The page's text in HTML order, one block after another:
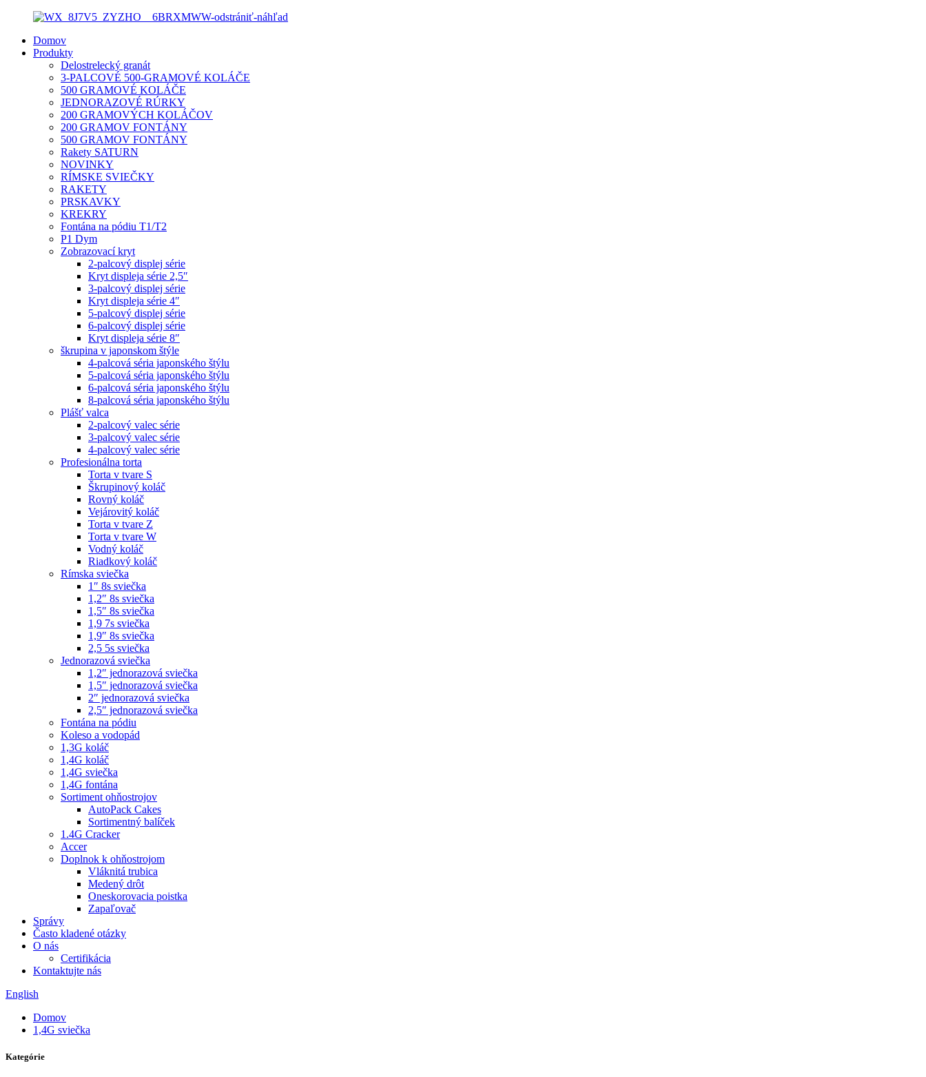
Domov
Produkty
Delostrelecký granát
3-PALCOVÉ 500-GRAMOVÉ KOLÁČE
500 GRAMOVÉ KOLÁČE
JEDNORAZOVÉ RÚRKY
200 GRAMOVÝCH KOLÁČOV
200 GRAMOV FONTÁNY
500 GRAMOV FONTÁNY
Rakety SATURN
NOVINKY
RÍMSKE SVIEČKY
RAKETY
PRSKAVKY
KREKRY
Fontána na pódiu T1/T2
P1 Dym
Zobrazovací kryt
2-palcový displej série
Kryt displeja série 2,5″
3-palcový displej série
Kryt displeja série 4″
5-palcový displej série
6-palcový displej série
Kryt displeja série 8″
škrupina v japonskom štýle
4-palcová séria japonského štýlu
5-palcová séria japonského štýlu
6-palcová séria japonského štýlu
8-palcová séria japonského štýlu
Plášť valca
2-palcový valec série
3-palcový valec série
4-palcový valec série
Profesionálna torta
Torta v tvare S
Škrupinový koláč
Rovný koláč
Vejárovitý koláč
Torta v tvare Z
Torta v tvare W
Vodný koláč
Riadkový koláč
Rímska sviečka
1″ 8s sviečka
1,2″ 8s sviečka
1,5″ 8s sviečka
1,9 7s sviečka
1,9″ 8s sviečka
2,5 5s sviečka
Jednorazová sviečka
1,2″ jednorazová sviečka
1,5″ jednorazová sviečka
2″ jednorazová sviečka
2,5″ jednorazová sviečka
Fontána na pódiu
Koleso a vodopád
1,3G koláč
1,4G koláč
1,4G sviečka
1,4G fontána
Sortiment ohňostrojov
AutoPack Cakes
Sortimentný balíček
1.4G Cracker
Accer
Doplnok k ohňostrojom
Vláknitá trubica
Medený drôt
Oneskorovacia poistka
Zapaľovač
Správy
Často kladené otázky
O nás
Certifikácia
Kontaktujte nás
English
Domov
1,4G sviečka
Kategórie